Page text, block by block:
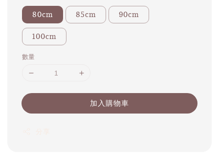
80cm 85cm 90cm
100cm
數量
加入購物車